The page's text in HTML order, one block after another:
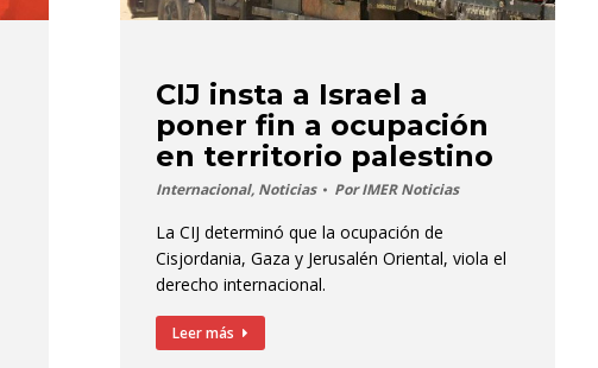
CIJ insta a Israel a
poner fin a ocupación
en territorio palestino
Internacional, Noticias PorIMER Noticias
La CIJ determinó que la ocupación de
Cisjordania, Gaza y Jerusalén Oriental, viola el
derecho internacional.
Leer más